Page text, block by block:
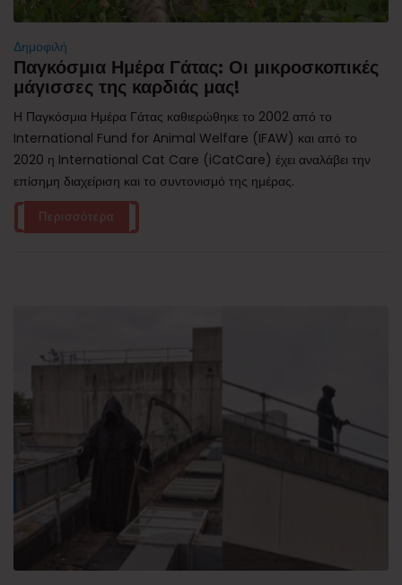
Δημοφιλή
Παγκόσμια Ημέρα Γάτας: Οι μικροσκοπικές
μάγισσες της καρδιάς μας!
Η Παγκόσμια Ημέρα Γάτας καθιερώθηκε το 2002 από το
International Fund for Animal Welfare (IFAW) και από το
2020 η International Cat Care (iCatCare) έχει αναλάβει την
επίσημη διαχείριση και το συντονισμό της ημέρας.
Περισσότερα